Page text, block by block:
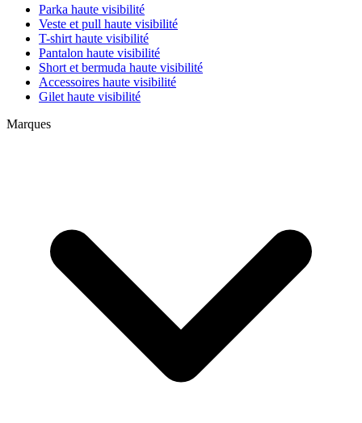
Parka haute visibilité
Veste et pull haute visibilité
T-shirt haute visibilité
Pantalon haute visibilité
Short et bermuda haute visibilité
Accessoires haute visibilité
Gilet haute visibilité
Marques